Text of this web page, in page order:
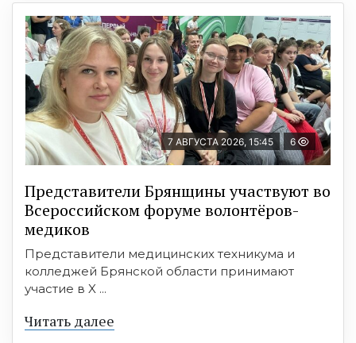
7 АВГУСТА 2026, 15:45 6
Представители Брянщины участвуют во
Всероссийском форуме волонтёров-
медиков
Представители медицинских техникума и
колледжей Брянской области принимают
участие в X ...
Читать далее